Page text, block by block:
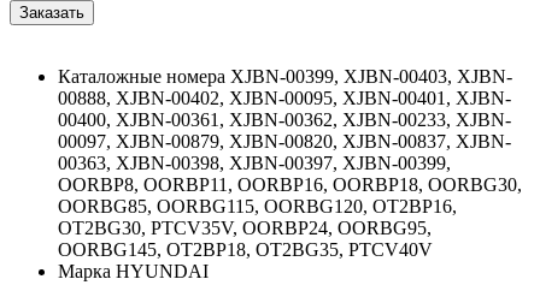
Каталожные номера XJBN-00399, XJBN-00403, XJBN-
00888, XJBN-00402, XJBN-00095, XJBN-00401, XJBN-
00400, XJBN-00361, XJBN-00362, XJBN-00233, XJBN-
00097, XJBN-00879, XJBN-00820, XJBN-00837, XJBN-
00363, XJBN-00398, XJBN-00397, XJBN-00399,
OORBP8, OORBP11, OORBP16, OORBP18, OORBG30,
OORBG85, OORBG115, OORBG120, OT2BP16,
OT2BG30, PTCV35V, OORBP24, OORBG95,
OORBG145, OT2BP18, OT2BG35, PTCV40V
Марка HYUNDAI